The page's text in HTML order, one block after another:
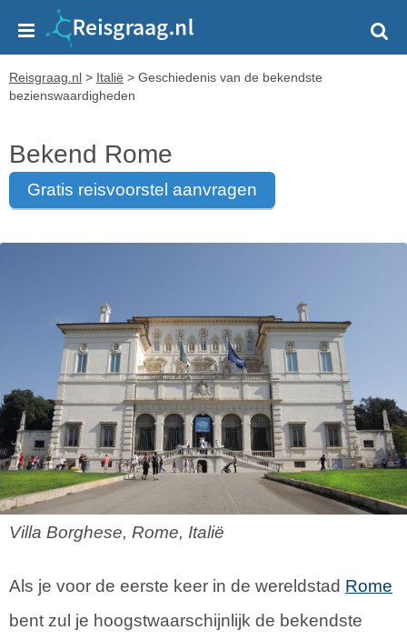
Reisgraag.nl > Italië > Geschiedenis van de bekendste
bezienswaardigheden
Bekend Rome
gratis reisvoorstel aanvragen
Villa Borghese, Rome, Italië
Als je voor de eerste keer in de wereldstad Rome
bent zul je hoogstwaarschijnlijk de bekendste